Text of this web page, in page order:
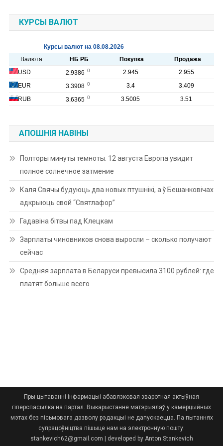
КУРСЫ ВАЛЮТ
АПОШНІЯ НАВІНЫ
Полторы минуты темноты. 12 августа Европа увидит
полное солнечное затмение
Каля Свячы будуюць два новых птушнікі, а ў Бешанковічах
адкрыюць свой “Святлафор”
Гадавіна бітвы пад Клецкам
Зарплаты чиновников снова выросли – сколько получают
сейчас
Средняя зарплата в Беларуси превысила 3100 рублей: где
платят больше всего
Пры цытаванні інфармацыі абавязковая зваротная актыўная
гіперспасылка на партал. Выкарыстанне матэрыялаў у камерцыйных
мэтах без пісьмовага дазволу рэдакцыі не дапускаецца. Па пытаннях
супрацоўніцтва пішыце нам на электронную пошту:
stankevich62@gmail.com | developed by Anton Stankevich